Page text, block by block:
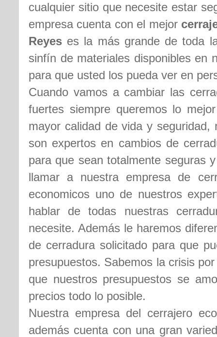
cualquier sitio que necesite estar
empresa cuenta con el mejor
Reyes es la más grande de toda
sinfín de materiales disponibles en
para que usted los pueda ver en
Cuando vamos a cambiar las
fuertes siempre queremos lo
mayor calidad de vida y
son expertos en cambios de
para que sean totalmente seguras
llamar a nuestra empresa de
economicos uno de nuestros
hablar de todas nuestras
necesite. Además le haremos
de cerradura solicitado para que
presupuestos. Sabemos la crisis
que nuestros presupuestos se
precios todo lo posible.
Nuestra empresa del cerrajero
además cuenta con una gran